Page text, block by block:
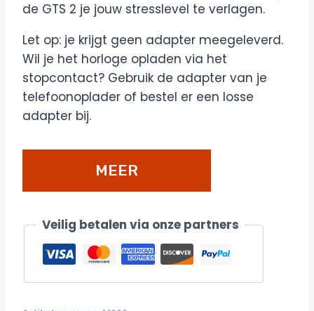
de GTS 2 je jouw stresslevel te verlagen.
Let op: je krijgt geen adapter meegeleverd.
Wil je het horloge opladen via het
stopcontact? Gebruik de adapter van je
telefoonoplader of bestel er een losse
adapter bij.
MEER
Veilig betalen via onze partners